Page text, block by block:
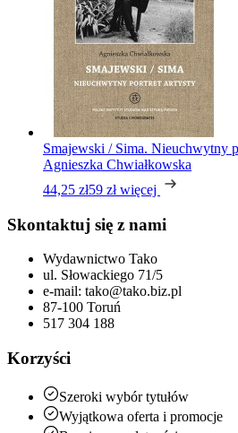
Smajewski / Sima. Nieuchwytny
Agnieszka Chwiałkowska
44,25 zł59 zł więcej
Skontaktuj się z nami
Wydawnictwo Tako
ul. Słowackiego 71/5
e-mail: tako@tako.biz.pl
87-100 Toruń
517 304 188
Korzyści
Szeroki wybór tytułów
Wyjątkowa oferta i promocje